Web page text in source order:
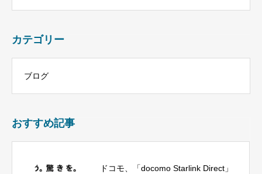
カテゴリー
ブログ
おすすめ記事
ドコモ、「docomo Starlink Direct」